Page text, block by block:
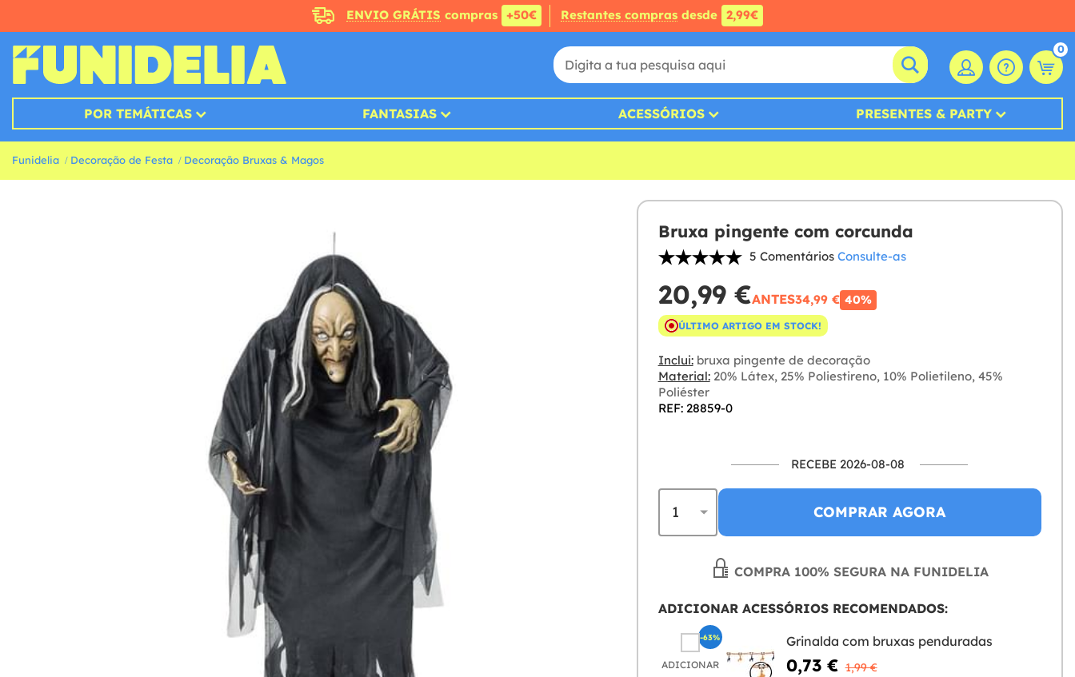
ENVIO GRÁTIS compras +50€ Restantes compras desde 2,99€
0
POR TEMÁTICAS FANTASIAS ACESSÓRIOS PRESENTES & PARTY
Funidelia Decoração de Festa Decoração Bruxas & Magos
Bruxa pingente com corcunda
5 Comentários Consulte-as
20,99 €ANTES34,99 € 40%
ÚLTIMO ARTIGO EM STOCK!
Inclui:bruxa pingente de decoração
Material:20% Látex, 25% Poliestireno, 10% Polietileno, 45%
Poliéster
REF: 28859-0
RECEBE 2026-08-08
COMPRAR AGORA
COMPRA 100% SEGURA NA FUNIDELIA
ADICIONAR ACESSÓRIOS RECOMENDADOS:
ADICIONAR
Grinalda com bruxas penduradas
0,73 € 1,99 €
-63%